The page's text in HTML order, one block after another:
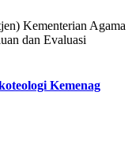
Kementerian Agama
dan Evaluasi
Kemenag